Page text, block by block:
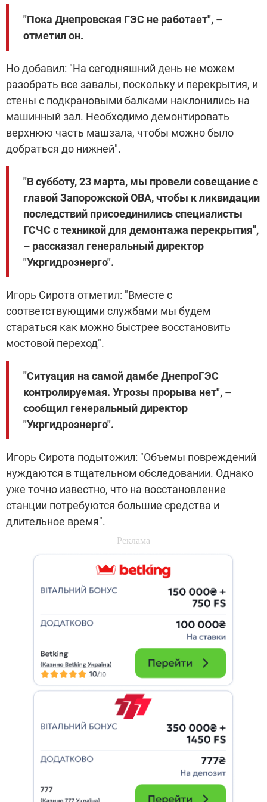
"Пока Днепровская ГЭС не работает", –
отметил он.
Но добавил: "На сегодняшний день не можем
разобрать все завалы, поскольку и перекрытия, и
стены с подкрановыми балками наклонились на
машинный зал. Необходимо демонтировать
верхнюю часть машзала, чтобы можно было
добраться до нижней".
"В субботу, 23 марта, мы провели совещание с
главой Запорожской ОВА, чтобы к ликвидации
последствий присоединились специалисты
ГСЧС с техникой для демонтажа перекрытия",
– рассказал генеральный директор
"Укргидроэнерго".
Игорь Сирота отметил: "Вместе с
соответствующими службами мы будем
стараться как можно быстрее восстановить
мостовой переход".
"Ситуация на самой дамбе ДнепроГЭС
контролируемая. Угрозы прорыва нет", –
сообщил генеральный директор
"Укргидроэнерго".
Игорь Сирота подытожил: "Объемы повреждений
нуждаются в тщательном обследовании. Однако
уже точно известно, что на восстановление
станции потребуются большие средства и
длительное время".